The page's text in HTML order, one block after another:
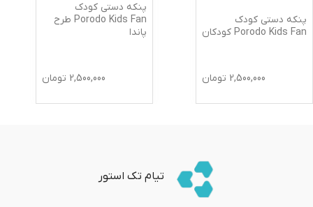
پنکه دستی کودک
Porodo Kids Fan کودکان
2,500,000 تومان
پنکه دستی کودک
Porodo Kids Fan طرح
پاندا
2,500,000 تومان
تیام تک استور